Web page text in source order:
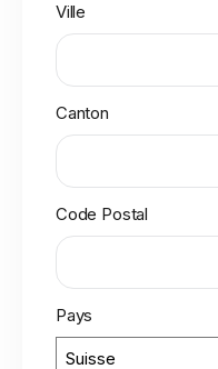
Ville
Canton
Code Postal
Pays